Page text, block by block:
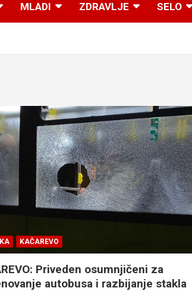
MLADI ZDRAVLJE SELO
KAČAREVO
Priveden osumnjičeni za
autobusa i razbijanje stakla